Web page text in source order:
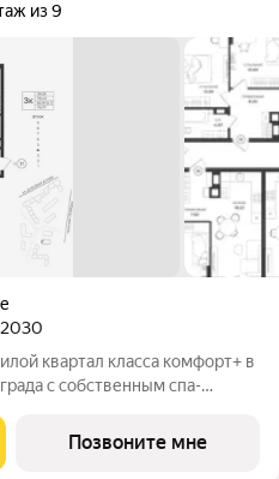
из 9
2030
с собственным спа-
и полноценную жизнь рядом
Позвоните мне